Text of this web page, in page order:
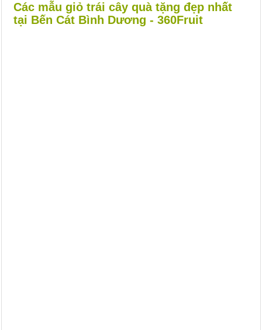
Các mẫu giỏ trái cây quà tặng đẹp nhất
tại Bến Cát Bình Dương - 360Fruit